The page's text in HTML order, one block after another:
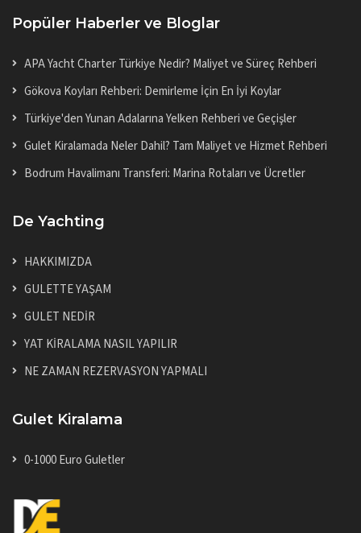
Popüler Haberler ve Bloglar
APA Yacht Charter Türkiye Nedir? Maliyet ve Süreç Rehberi
Gökova Koyları Rehberi: Demirleme İçin En İyi Koylar
Türkiye'den Yunan Adalarına Yelken Rehberi ve Geçişler
Gulet Kiralamada Neler Dahil? Tam Maliyet ve Hizmet Rehberi
Bodrum Havalimanı Transferi: Marina Rotaları ve Ücretler
De Yachting
HAKKIMIZDA
GULETTE YAŞAM
GULET NEDİR
YAT KİRALAMA NASIL YAPILIR
NE ZAMAN REZERVASYON YAPMALI
Gulet Kiralama
0-1000 Euro Guletler